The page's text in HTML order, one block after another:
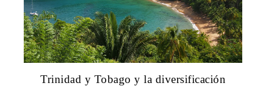
Trinidad y Tobago y la diversificación